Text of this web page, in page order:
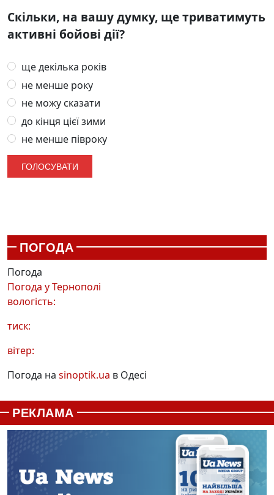
Скільки, на вашу думку, ще триватимуть
активні бойові дії?
ще декілька років
не менше року
не можу сказати
до кінця цієї зими
не менше півроку
ПОГОДА
Погода
Погода уТернополі
вологість:
тиск:
вітер:
Погода на sinoptik.ua в Одесі
РЕКЛАМА